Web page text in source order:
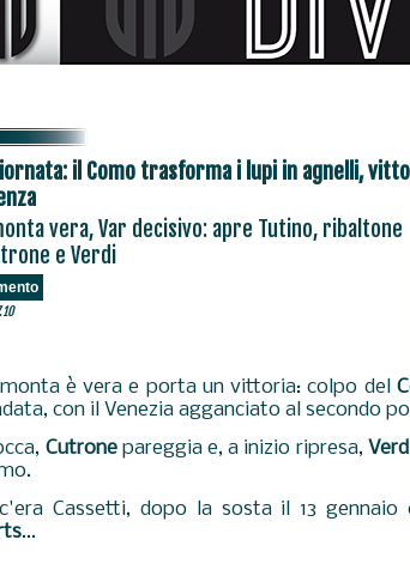
il Como trasforma i lupi in agnelli,
vera, Var decisivo: apre Tutino, ribaltone
e Verdi
è vera e porta un vittoria: colpo del
con il Venezia agganciato al secondo
Cutronepareggia e, a inizio ripresa,
Cassetti, dopo la sosta il 13
...